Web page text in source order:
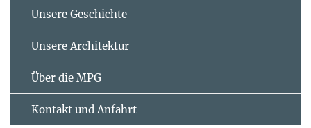
Unsere Geschichte
Unsere Architektur
Über die MPG
Kontakt und Anfahrt